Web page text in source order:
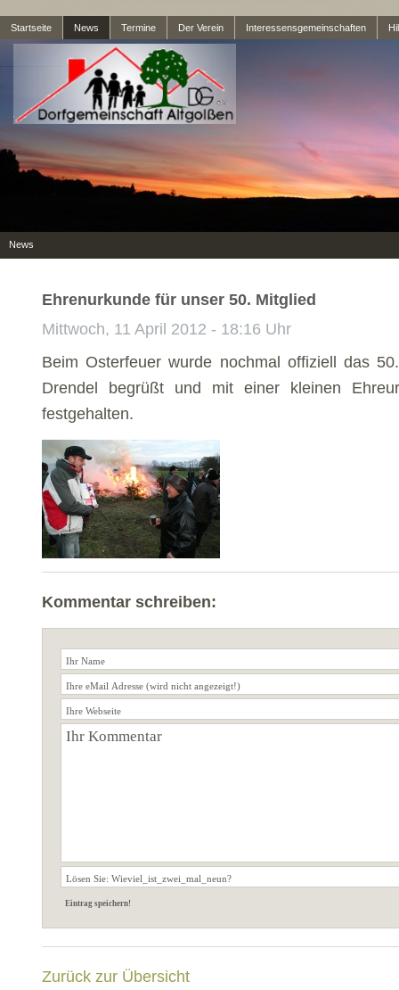
Startseite News Termine Der Verein Interessensgemeinschaften
News
Ehrenurkunde für unser 50. Mitglied
Mittwoch, 11 April 2012 - 18:16 Uhr
Beim Osterfeuer wurde nochmal offiziell das
Drendel begrüßt und mit einer kleinen
festgehalten.
Kommentar schreiben:
Zurück zur Übersicht